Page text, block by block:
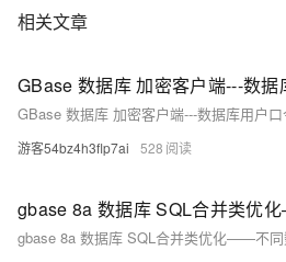
相关文章
GBase 数据库 加密客户端---数据库用户
游客54bz4h3flp7ai 528